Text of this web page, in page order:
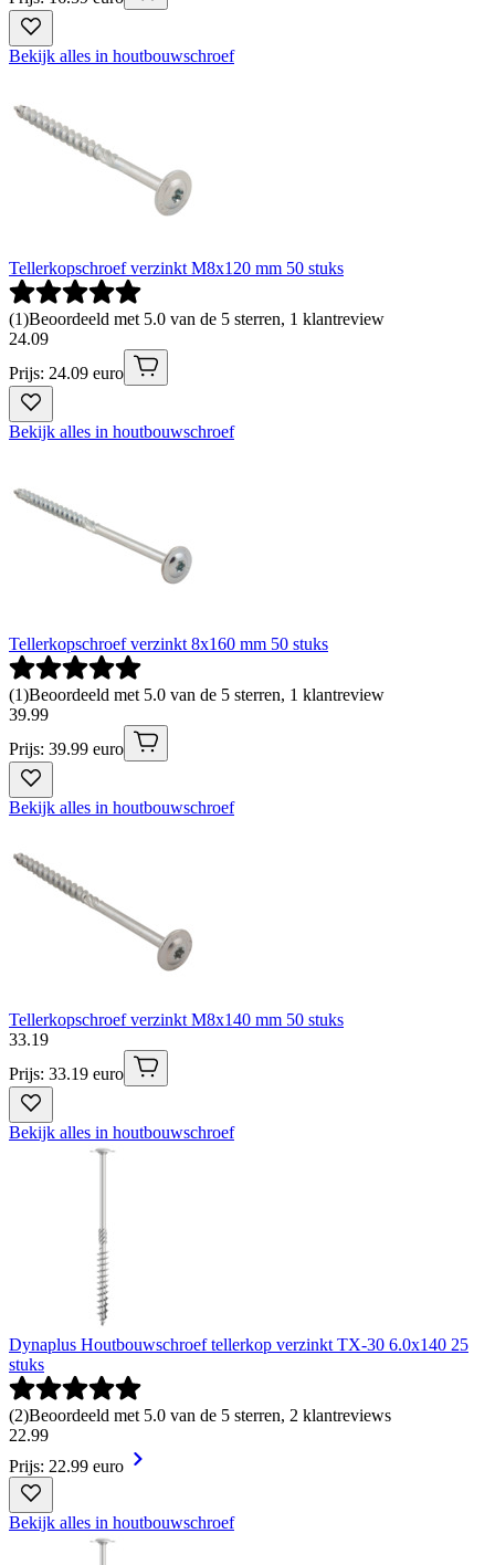
Bekijk alles in houtbouwschroef
Tellerkopschroef verzinkt M8x120 mm 50 stuks
(1)Beoordeeld met 5.0 van de 5 sterren, 1 klantreview
24.09
Prijs: 24.09 euro
Bekijk alles in houtbouwschroef
Tellerkopschroef verzinkt 8x160 mm 50 stuks
(1)Beoordeeld met 5.0 van de 5 sterren, 1 klantreview
39.99
Prijs: 39.99 euro
Bekijk alles in houtbouwschroef
Tellerkopschroef verzinkt M8x140 mm 50 stuks
33.19
Prijs: 33.19 euro
Bekijk alles in houtbouwschroef
Dynaplus Houtbouwschroef tellerkop verzinkt TX-30 6.0x140 25
stuks
(2)Beoordeeld met 5.0 van de 5 sterren, 2 klantreviews
22.99
Prijs: 22.99 euro
Bekijk alles in houtbouwschroef